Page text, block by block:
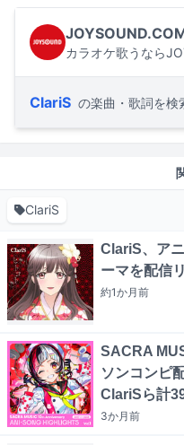
カラオケ歌うなら
ClariS の楽曲・歌詞を検
ClariS
ClariS、ア
ーマを配信
約1か月前
SACRA
ソンコンピ
ClariSら計
3か月前